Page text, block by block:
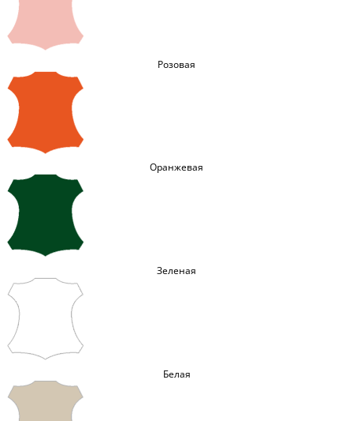
Розовая
Оранжевая
Зеленая
Белая